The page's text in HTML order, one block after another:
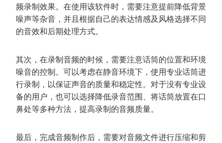
频录制效果。在使用该软件时，需要注意提前降低背景
噪声等杂音，并且根据自己的表达情感及风格选择不同
的音效和后期处理方式。
其次，在录制音频的时候，需要注意话筒的位置和环境
噪音的控制。可以考虑在静音环境下，使用专业话筒进
行录制，以保证声音的质量和稳定性。对于没有专业设
备的用户，也可以选择降低录音范围、将话筒放置在口
鼻处等多种方法，提高录制的音频质量。
最后，完成音频制作后，需要对音频文件进行压缩和剪